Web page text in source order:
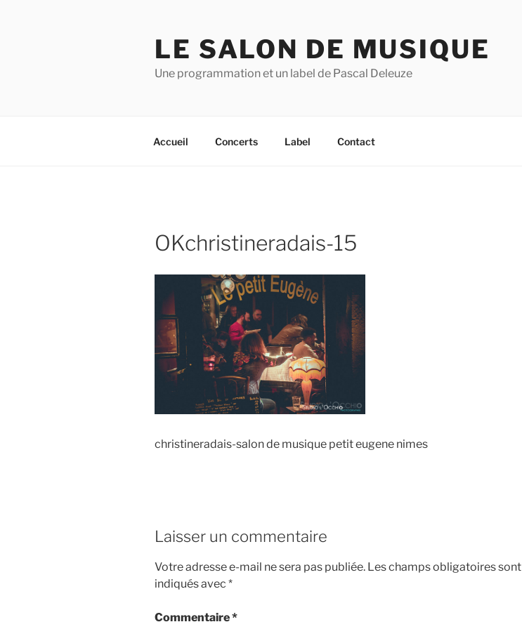
LE SALON DE MUSIQUE
Une programmation et un label de Pascal Deleuze
Accueil Concerts Label Contact
OKchristineradais-15
christineradais-salon de musique petit eugene nimes
Laisser un commentaire
Votre adresse e-mail ne sera pas publiée. Les champs obligatoires sont
indiqués avec *
Commentaire*